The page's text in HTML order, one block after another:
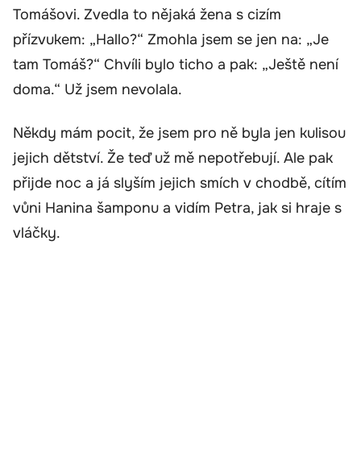
Tomášovi. Zvedla to nějaká žena s cizím
přízvukem: „Hallo?“ Zmohla jsem se jen na: „Je
tam Tomáš?“ Chvíli bylo ticho a pak: „Ještě není
doma.“ Už jsem nevolala.
Někdy mám pocit, že jsem pro ně byla jen kulisou
jejich dětství. Že teď už mě nepotřebují. Ale pak
přijde noc a já slyším jejich smích v chodbě, cítím
vůni Hanina šamponu a vidím Petra, jak si hraje s
vláčky.